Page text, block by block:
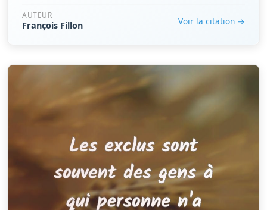
AUTEUR
François Fillon Voir la citation →